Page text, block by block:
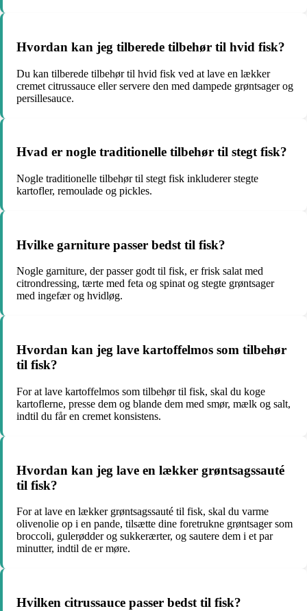
Hvordan kan jeg tilberede tilbehør til hvid fisk?
Du kan tilberede tilbehør til hvid fisk ved at lave en lækker
cremet citrussauce eller servere den med dampede grøntsager og
persillesauce.
Hvad er nogle traditionelle tilbehør til stegt fisk?
Nogle traditionelle tilbehør til stegt fisk inkluderer stegte
kartofler, remoulade og pickles.
Hvilke garniture passer bedst til fisk?
Nogle garniture, der passer godt til fisk, er frisk salat med
citrondressing, tærte med feta og spinat og stegte grøntsager
med ingefær og hvidløg.
Hvordan kan jeg lave kartoffelmos som tilbehør
til fisk?
For at lave kartoffelmos som tilbehør til fisk, skal du koge
kartoflerne, presse dem og blande dem med smør, mælk og salt,
indtil du får en cremet konsistens.
Hvordan kan jeg lave en lækker grøntsagssauté
til fisk?
For at lave en lækker grøntsagssauté til fisk, skal du varme
olivenolie op i en pande, tilsætte dine foretrukne grøntsager som
broccoli, gulerødder og sukkerærter, og sautere dem i et par
minutter, indtil de er møre.
Hvilken citrussauce passer bedst til fisk?